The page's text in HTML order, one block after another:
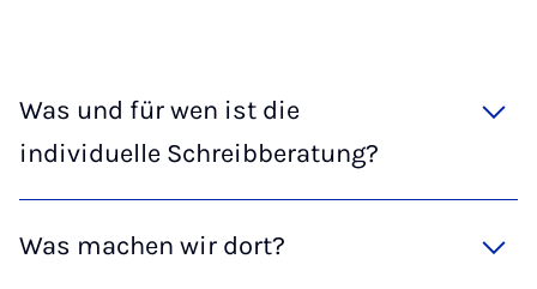
Was und für wen ist die
individuelle Schreibberatung?
Was machen wir dort?